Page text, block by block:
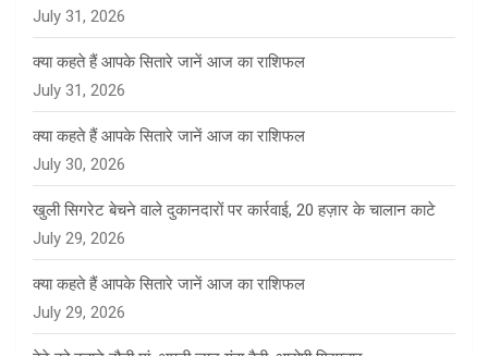
July 31, 2026
क्या कहते हैं आपके सितारे जानें आज का राशिफल
July 31, 2026
क्या कहते हैं आपके सितारे जानें आज का राशिफल
July 30, 2026
खुली सिगरेट बेचने वाले दुकानदारों पर कार्रवाई, 20 हज़ार के चालान काटे
July 29, 2026
क्या कहते हैं आपके सितारे जानें आज का राशिफल
July 29, 2026